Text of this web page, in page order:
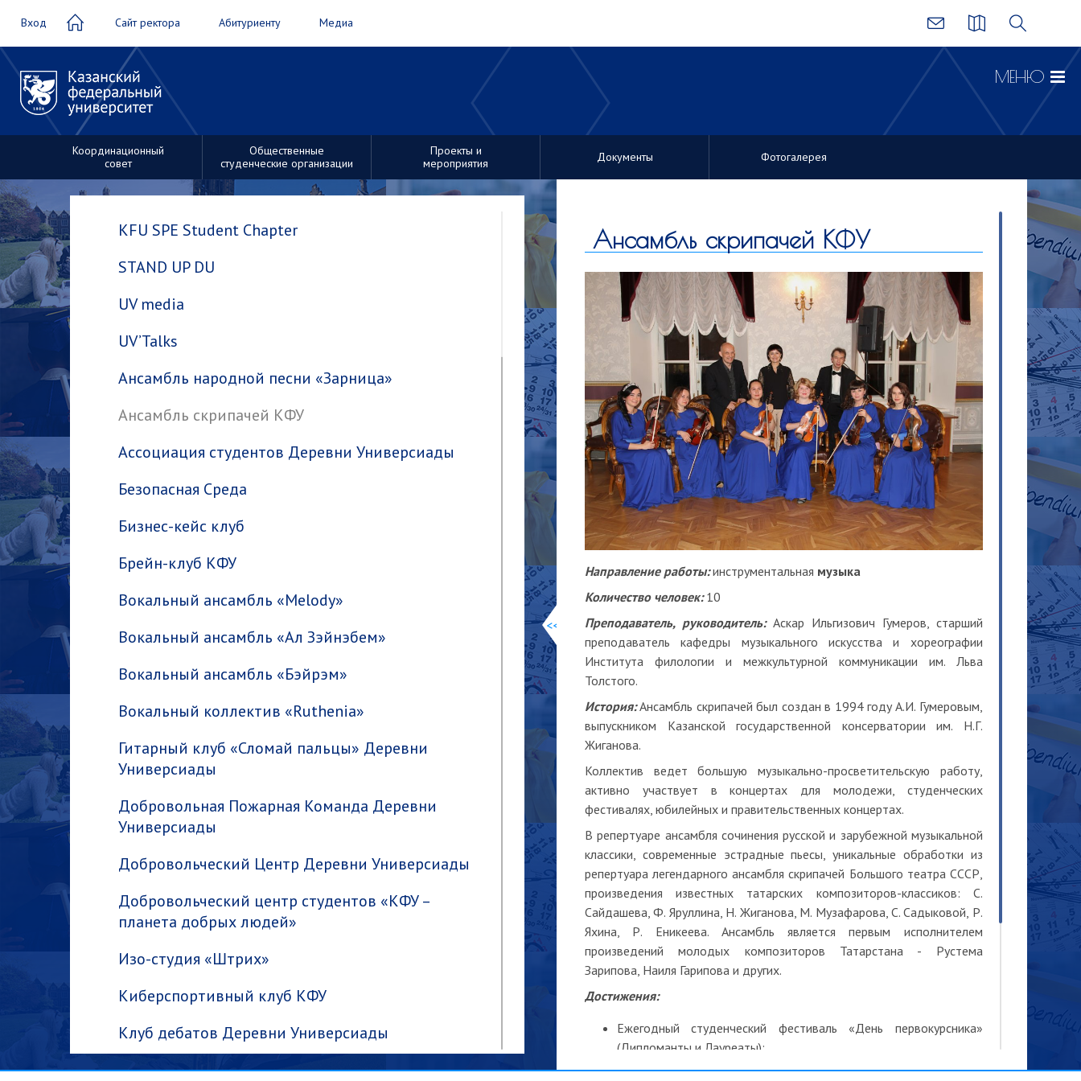
Вход Сайт ректора Абитуриенту Медиа
МЕНЮ
Студенческие
трудовые
отряды
Координационный
совет
Общественные
студенческие организации
Проекты и
мероприятия
Документы Фотогалерея
<<
Общественные
студенческие
KFU SPE Student Chapter
STAND UP DU
UV media
UV’Talks
Ансамбль народной песни «Зарница»
Ансамбль скрипачей КФУ
Ассоциация студентов Деревни Универсиады
Безопасная Среда
Бизнес-кейс клуб
Брейн-клуб КФУ
Вокальный ансамбль «Melody»
Вокальный ансамбль «Ал Зэйнэбем»
Вокальный ансамбль «Бэйрэм»
Вокальный коллектив «Ruthenia»
Гитарный клуб «Сломай пальцы» Деревни
Универсиады
Добровольная Пожарная Команда Деревни
Универсиады
Добровольческий Центр Деревни Универсиады
Добровольческий центр студентов «КФУ –
планета добрых людей»
Изо-студия «Штрих»
Киберспортивный клуб КФУ
Клуб дебатов Деревни Универсиады
Клуб дебатов КФУ
Ансамбль скрипачей КФУ
Направление работы:инструментальная музыка
Количество человек:10
Преподаватель, руководитель:Аскар Ильгизович Гумеров, старший
преподаватель кафедры музыкального искусства и хореографии
Института филологии и межкультурной коммуникации им. Льва
Толстого.
История:Ансамбль скрипачей был создан в 1994 году А.И. Гумеровым,
выпускником Казанской государственной консерватории им. Н.Г.
Жиганова.
Коллектив ведет большую музыкально-просветительскую работу,
активно участвует в концертах для молодежи, студенческих
фестивалях, юбилейных и правительственных концертах.
В репертуаре ансамбля сочинения русской и зарубежной музыкальной
классики, современные эстрадные пьесы, уникальные обработки из
репертуара легендарного ансамбля скрипачей Большого театра СССР,
произведения известных татарских композиторов-классиков: С.
Сайдашева, Ф. Яруллина, Н. Жиганова, М. Музафарова, С. Садыковой, Р.
Яхина, Р. Еникеева. Ансамбль является первым исполнителем
произведений молодых композиторов Татарстана - Рустема
Зарипова, Наиля Гарипова и других.
Доcтижения:
Ежегодный студенческий фестиваль «День первокурсника»
(Дипломанты и Лауреаты);
Ежегодный фестиваль «Студенческая весна» (Дипломанты и